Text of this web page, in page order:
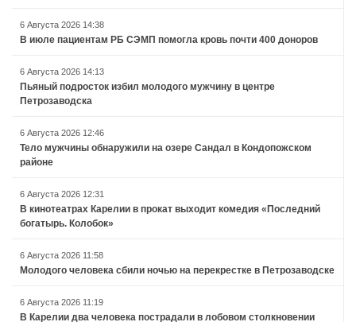
6 Августа 2026 14:38
В июле пациентам РБ СЭМП помогла кровь почти 400 доноров
6 Августа 2026 14:13
Пьяный подросток избил молодого мужчину в центре
Петрозаводска
6 Августа 2026 12:46
Тело мужчины обнаружили на озере Сандал в Кондопожском
районе
6 Августа 2026 12:31
В кинотеатрах Карелии в прокат выходит комедия «Последний
богатырь. Колобок»
6 Августа 2026 11:58
Молодого человека сбили ночью на перекрестке в Петрозаводске
6 Августа 2026 11:19
В Карелии два человека пострадали в лобовом столкновении